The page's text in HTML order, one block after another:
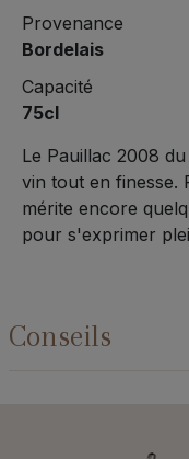
Provenance
Bordelais
Capacité
75cl
Le Pauillac 2008
vin tout en finesse.
mérite encore
pour s'exprimer
Conseils